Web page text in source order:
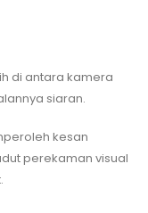
di antara kamera
siaran.
kesan
perekaman visual